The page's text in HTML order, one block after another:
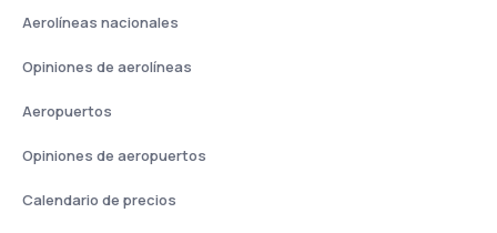
Aerolíneas nacionales
Opiniones de aerolíneas
Aeropuertos
Opiniones de aeropuertos
Calendario de precios